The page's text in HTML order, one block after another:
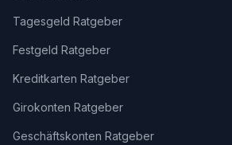
Tagesgeld Ratgeber
Festgeld Ratgeber
Kreditkarten Ratgeber
Girokonten Ratgeber
Geschäftskonten Ratgeber